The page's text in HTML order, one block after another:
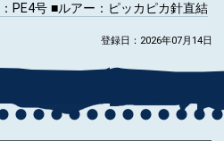
：PE4号■ルアー ：ピッカピカ針直結
登録日：2026年07月14日